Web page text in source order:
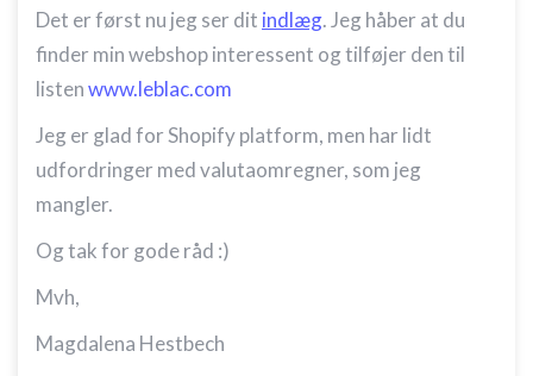
Det er først nu jeg ser dit indlæg. Jeg håber at du
finder min webshop interessent og tilføjer den til
listenwww.leblac.com
Jeg er glad for Shopify platform, men har lidt
udfordringer med valutaomregner, som jeg
mangler.
Og tak for gode råd :)
Mvh,
Magdalena Hestbech
Forstå målgrupper gennem statistikker eller
kombinationer af oplysninger fra forskellige
kilder
Udvikle og forbedre tjenester
Bruge begrænsede oplysninger til at vælge
indhold
placeringsoplysninger
Identificere enheder baseret på aktivt
anmodede oplysninger